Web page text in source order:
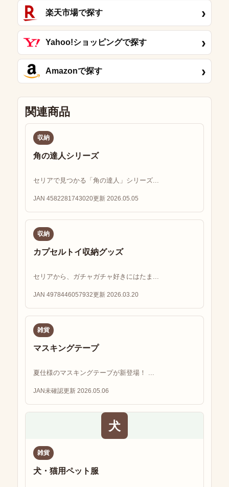
楽天市場で探す ›
Yahoo!ショッピングで探す ›
Amazonで探す ›
関連商品
収納
角の達人シリーズ
セリアで見つかる「角の達人」シリーズ...
JAN 4582281743020更新 2026.05.05
収納
カプセルトイ収納グッズ
セリアから、ガチャガチャ好きにはたま...
JAN 4978446057932更新 2026.03.20
雑貨
マスキングテープ
夏仕様のマスキングテープが新登場！ ...
JAN未確認更新 2026.05.06
犬
雑貨
犬・猫用ペット服